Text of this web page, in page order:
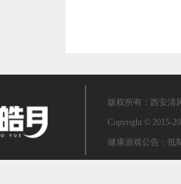
版权所有：西安清
Copyright © 2015-
健康游戏公告：抵